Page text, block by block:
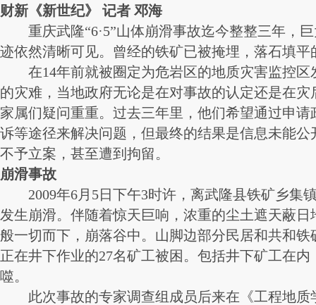
财新《新世纪》
记者 邓海
重庆武隆“6·5”山体崩滑事故迄今整整三年，巨
迹依然清晰可见。曾经的铁矿已被掩埋，落石填平
在14年前就被圈定为危岩区的地质灾害监控区
的灾难，当地政府无论是在对事故的认定还是在
家属们疑问重重。过去三年里，他们希望通过申
诉等途径来解决问题，但最终的结果是信息未能
不予立案，甚至遭到拘留。
崩滑事故
2009年6月5日下午3时许，离武隆县铁矿乡集
发生崩滑。伴随着惊天巨响，浓重的尘土遮天蔽
般一切而下，崩落谷中。山脚边部分民居和共和
正在井下作业的27名矿工被困。包括井下矿工在
噬。
此次事故的专家调查组成员后来在《工程地质